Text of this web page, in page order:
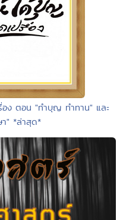
อง ตอน "ทำบุญ ทำทาน" และ
" *ล่าสุด*